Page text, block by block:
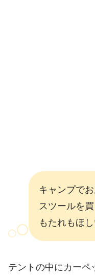
キャンプで
スツールを
もたれもほし
テントの中にカーペ